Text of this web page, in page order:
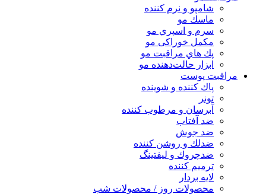
شامپو و نرم كننده
ماسك مو
سرم و اسپري مو
مكمل خوراكی مو
پك هاي مراقبت مو
ابزار حالت‌دهنده مو
مراقبت پوست
پاك كننده و شوينده
تونر
آبرسان و مرطوب كننده
ضد آفتاب
ضد جوش
ضدلك و روشن كننده
ضدچروك و ليفتينگ
ترميم كننده
لايه بردار
محصولات روز / محصولات شب